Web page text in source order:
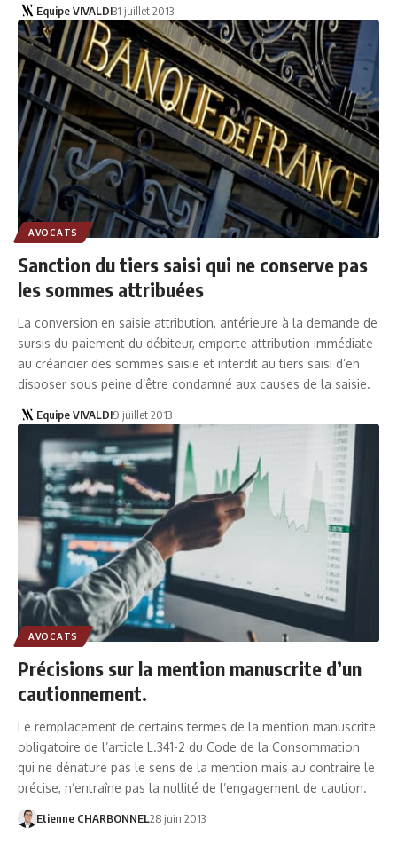
Equipe VIVALDI31 juillet 2013
AVOCATS
Sanction du tiers saisi qui ne conserve pas
les sommes attribuées
La conversion en saisie attribution, antérieure à la demande de
sursis du paiement du débiteur, emporte attribution immédiate
au créancier des sommes saisie et interdit au tiers saisi d’en
disposer sous peine d’être condamné aux causes de la saisie.
Equipe VIVALDI9 juillet 2013
AVOCATS
Précisions sur la mention manuscrite d’un
cautionnement.
Le remplacement de certains termes de la mention manuscrite
obligatoire de l’article L.341-2 du Code de la Consommation
qui ne dénature pas le sens de la mention mais au contraire le
précise, n’entraîne pas la nullité de l’engagement de caution.
Etienne CHARBONNEL28 juin 2013